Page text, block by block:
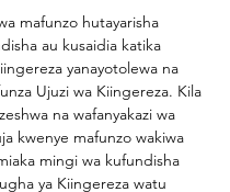
mafunzo hutayarisha
au kusaidia katika
yanayotolewa na
Ujuzi wa Kiingereza. Kila
na wafanyakazi wa
kwenye mafunzo wakiwa
mingi wa kufundisha
ya Kiingereza watu